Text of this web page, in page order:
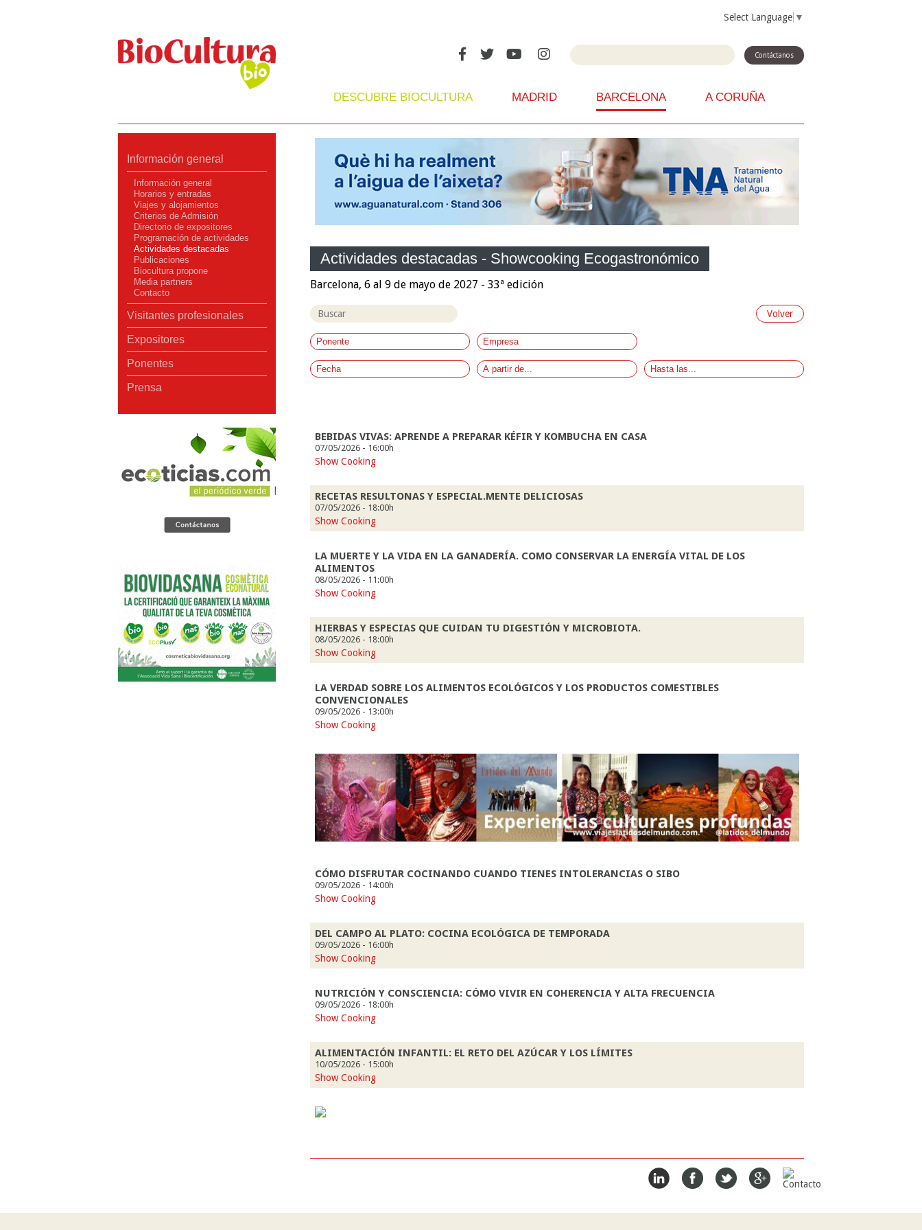
Select Language ▼
Contáctanos
DESCUBRE BIOCULTURA MADRID BARCELONA A CORUÑA
Información general
Información general
Horarios y entradas
Viajes y alojamientos
Criterios de Admisión
Directorio de expositores
Programación de actividades
Actividades destacadas
Publicaciones
Biocultura propone
Media partners
Contacto
Visitantes profesionales
Expositores
Ponentes
Prensa
Actividades destacadas - Showcooking Ecogastronómico
Barcelona, 6 al 9 de mayo de 2027 - 33ª edición
Volver
BEBIDAS VIVAS: APRENDE A PREPARAR KÉFIR Y KOMBUCHA EN CASA
07/05/2026 - 16:00h
Show Cooking
RECETAS RESULTONAS Y ESPECIAL.MENTE DELICIOSAS
07/05/2026 - 18:00h
Show Cooking
LA MUERTE Y LA VIDA EN LA GANADERÍA. COMO CONSERVAR LA ENERGÍA VITAL DE LOS
ALIMENTOS
08/05/2026 - 11:00h
Show Cooking
HIERBAS Y ESPECIAS QUE CUIDAN TU DIGESTIÓN Y MICROBIOTA.
08/05/2026 - 18:00h
Show Cooking
LA VERDAD SOBRE LOS ALIMENTOS ECOLÓGICOS Y LOS PRODUCTOS COMESTIBLES
CONVENCIONALES
09/05/2026 - 13:00h
Show Cooking
CÓMO DISFRUTAR COCINANDO CUANDO TIENES INTOLERANCIAS O SIBO
09/05/2026 - 14:00h
Show Cooking
DEL CAMPO AL PLATO: COCINA ECOLÓGICA DE TEMPORADA
09/05/2026 - 16:00h
Show Cooking
NUTRICIÓN Y CONSCIENCIA: CÓMO VIVIR EN COHERENCIA Y ALTA FRECUENCIA
09/05/2026 - 18:00h
Show Cooking
ALIMENTACIÓN INFANTIL: EL RETO DEL AZÚCAR Y LOS LÍMITES
10/05/2026 - 15:00h
Show Cooking